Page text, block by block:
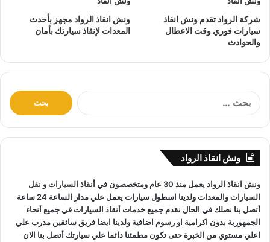
سعر بدون رسوم اضافية و بدون اكراميات.
نقوم بتتبع جميع سيارات الانقاذمن خلال GPS.
يوجد
الأسبوع.
لدينا على دراية باستخدام أحدث
المعدات والتقنيات ورفع السيارات.
فريق سائقين و وناشين قادرين على التعامل مع كافة مواقف سيارتك
سحب سياراتأورفع سيارات أوإنقاذ سياراتاذا كان عطل او
حادث
ونش انقاذ سيارات الرواد نحن أسرع ونش انقاذمما يجعل
خدمةانقاذ السيارات سهل على عملائنا.
شركة الرواد تقدم ونش انقاذ
سيارات فوري وقت الاعطال
والحوادث
ونش انقاذ الرواد مجهز بأحدث
المعدات لإنقاذ سيارتك بأمان
:
ونش انقاذ الرواد
ونش انقاذ الرواد يعمل منذ 30 عام ومتخصصون في أنقاذ السياراتو نقل
السيارات
والمعدات ولدينا اسطول سيارات يعمل علي مدار الساعة 24 ساعة
أتصل بنا نصلك في الحال نقدم جميع خدماتأنقاذ السياراتفي جميع أنحاء
الجمهورية بدون اكرامية او رسوم اضافية ولدينا ايضا فريق سائقين مدرب علي
اعلي مستوي من الخبرة حتى تكون مطمئنا دائما علي سيارتك أتصل بنا الان